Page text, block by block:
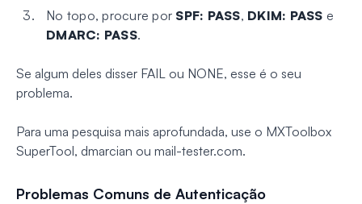
No topo, procure por SPF: PASS, DKIM: PASS e
DMARC: PASS.
Se algum deles disser FAIL ou NONE, esse é o seu
problema.
Para uma pesquisa mais aprofundada, use o MXToolbox
SuperTool, dmarcian ou mail-tester.com.
Problemas Comuns de Autenticação